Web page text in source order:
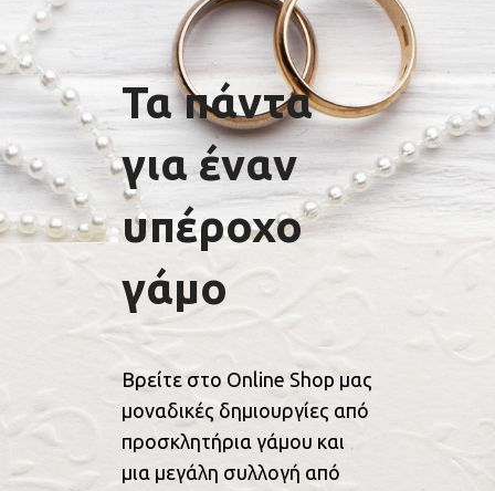
Τα πάντα
για έναν
υπέροχο
γάμο
Βρείτε στο Online Shop μας
μοναδικές δημιουργίες από
προσκλητήρια γάμου και
μια μεγάλη συλλογή από